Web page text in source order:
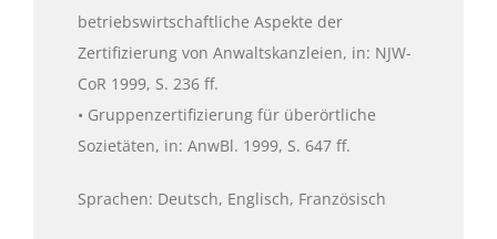
betriebswirtschaftliche Aspekte der
Zertifizierung von Anwaltskanzleien, in: NJW-
CoR 1999, S. 236 ff.
• Gruppenzertifizierung für überörtliche
Sozietäten, in: AnwBl. 1999, S. 647 ff.
Sprachen: Deutsch, Englisch, Französisch